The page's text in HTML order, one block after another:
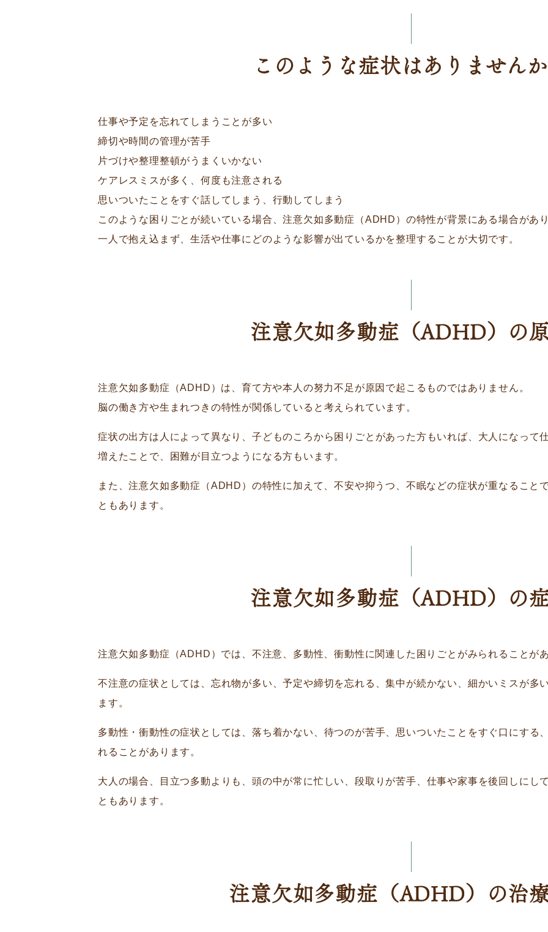
このような症状はありませんか
仕事や予定を忘れてしまうことが多い
締切や時間の管理が苦手
片づけや整理整頓がうまくいかない
ケアレスミスが多く、何度も注意される
思いついたことをすぐ話してしまう、行動してしまう
このような困りごとが続いている場合、注意欠如多動症（ADHD）の特性が背景にある場合があり
一人で抱え込まず、生活や仕事にどのような影響が出ているかを整理することが大切です。
注意欠如多動症（ADHD）の
注意欠如多動症（ADHD）は、育て方や本人の努力不足が原因で起こるものではありません。
脳の働き方や生まれつきの特性が関係していると考えられています。
症状の出方は人によって異なり、子どものころから困りごとがあった方もいれば、大人になって
増えたことで、困難が目立つようになる方もいます。
また、注意欠如多動症（ADHD）の特性に加えて、不安や抑うつ、不眠などの症状が重なること
ともあります。
注意欠如多動症（ADHD）の
注意欠如多動症（ADHD）では、不注意、多動性、衝動性に関連した困りごとがみられることがあ
不注意の症状としては、忘れ物が多い、予定や締切を忘れる、集中が続かない、細かいミスが多
ます。
多動性・衝動性の症状としては、落ち着かない、待つのが苦手、思いついたことをすぐ口にする
れることがあります。
大人の場合、目立つ多動よりも、頭の中が常に忙しい、段取りが苦手、仕事や家事を後回しにし
ともあります。
注意欠如多動症（ADHD）の治